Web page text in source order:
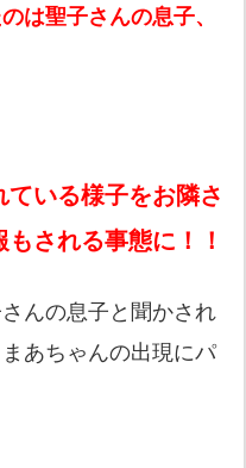
は聖子さんの息子、
いる様子をお隣さ
される事態に！！
んの息子と聞かされ
あちゃんの出現にパ